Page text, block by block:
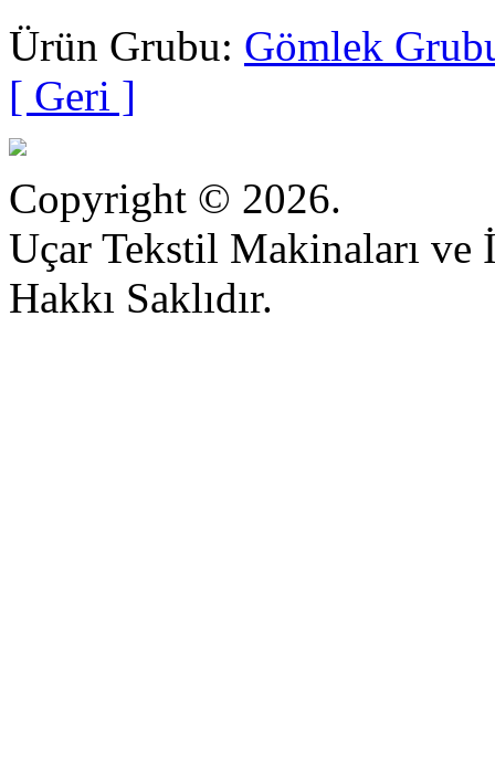
Ürün Grubu: Gömlek
[ Geri ]
Copyright © 2026.
Uçar Tekstil Makinaları ve
Hakkı Saklıdır.